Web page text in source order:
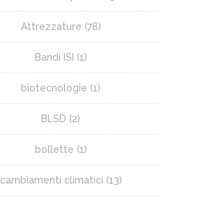
Attrezzature (78)
Bandi ISI (1)
biotecnologie (1)
BLSD (2)
bollette (1)
cambiamenti climatici (13)